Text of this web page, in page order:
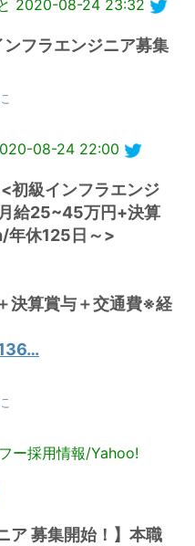
2020-08-24 23:32
ンフラエンジニア募集
08-24 22:00
初級インフラエンジ
給25~45万円+決算
年休125日～>
決算賞与＋交通費※経
ー採用情報/Yahoo!
ア 募集開始！】本職